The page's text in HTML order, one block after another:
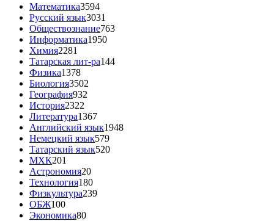
Математика3594
Русский язык3031
Обществознание763
Информатика1950
Химия2281
Татарская лит-ра144
Физика1378
Биология3502
География932
История2322
Литература1367
Английский язык1948
Немецкий язык579
Татарский язык520
МХК201
Астрономия20
Технология180
Физкультура239
ОБЖ100
Экономика80